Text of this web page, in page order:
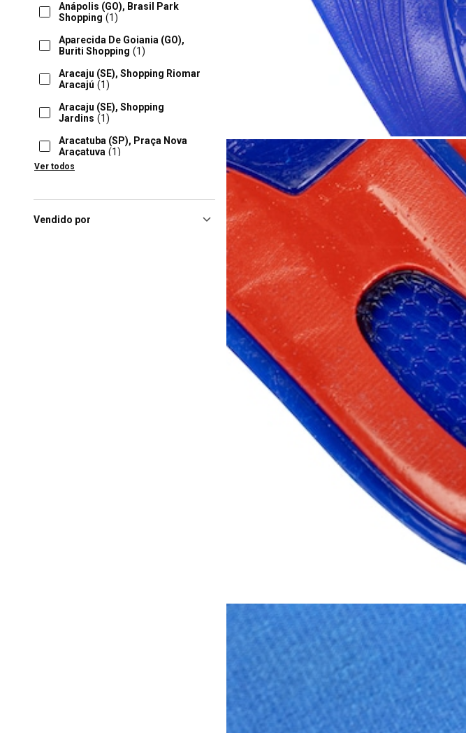
Anápolis (GO), Brasil Park
Shopping (1)
Aparecida De Goiania (GO),
Buriti Shopping (1)
Aracaju (SE), Shopping Riomar
Aracajú (1)
Aracaju (SE), Shopping
Jardins (1)
Aracatuba (SP), Praça Nova
Araçatuva (1)
Arapiraca (AL), Arapiraca
Araras
Ver todos
Vendido por